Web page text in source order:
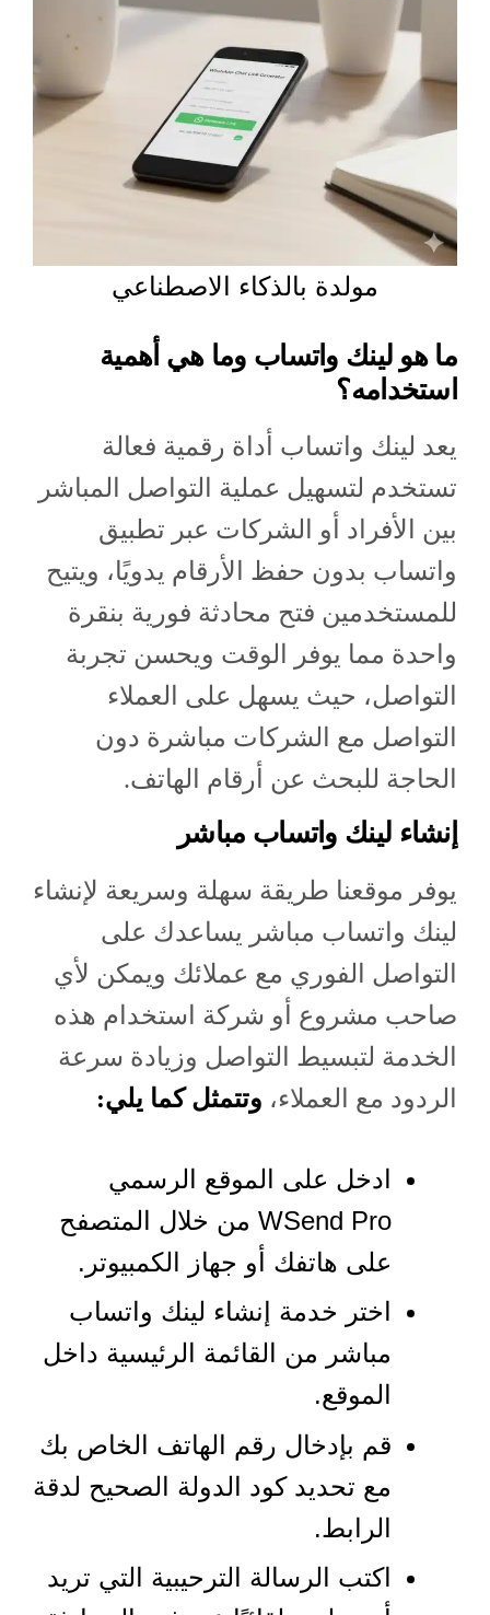
مولدة بالذكاء الاصطناعي
ما هو لينك واتساب وما هي أهمية
استخدامه؟
يعد لينك واتساب أداة رقمية فعالة
تستخدم لتسهيل عملية التواصل المباشر
بين الأفراد أو الشركات عبر تطبيق
واتساب بدون حفظ الأرقام يدويًا، ويتيح
للمستخدمين فتح محادثة فورية بنقرة
واحدة مما يوفر الوقت ويحسن تجربة
التواصل، حيث يسهل على العملاء
التواصل مع الشركات مباشرة دون
الحاجة للبحث عن أرقام الهاتف.
إنشاء لينك واتساب مباشر
يوفر موقعنا طريقة سهلة وسريعة لإنشاء
لينك واتساب مباشر يساعدك على
التواصل الفوري مع عملائك ويمكن لأي
صاحب مشروع أو شركة استخدام هذه
الخدمة لتبسيط التواصل وزيادة سرعة
الردود مع العملاء، وتتمثل كما يلي:
ادخل على الموقع الرسمي
WSend Pro من خلال المتصفح
على هاتفك أو جهاز الكمبيوتر.
اختر خدمة إنشاء لينك واتساب
مباشر من القائمة الرئيسية داخل
الموقع.
قم بإدخال رقم الهاتف الخاص بك
مع تحديد كود الدولة الصحيح لدقة
الرابط.
اكتب الرسالة الترحيبية التي تريد